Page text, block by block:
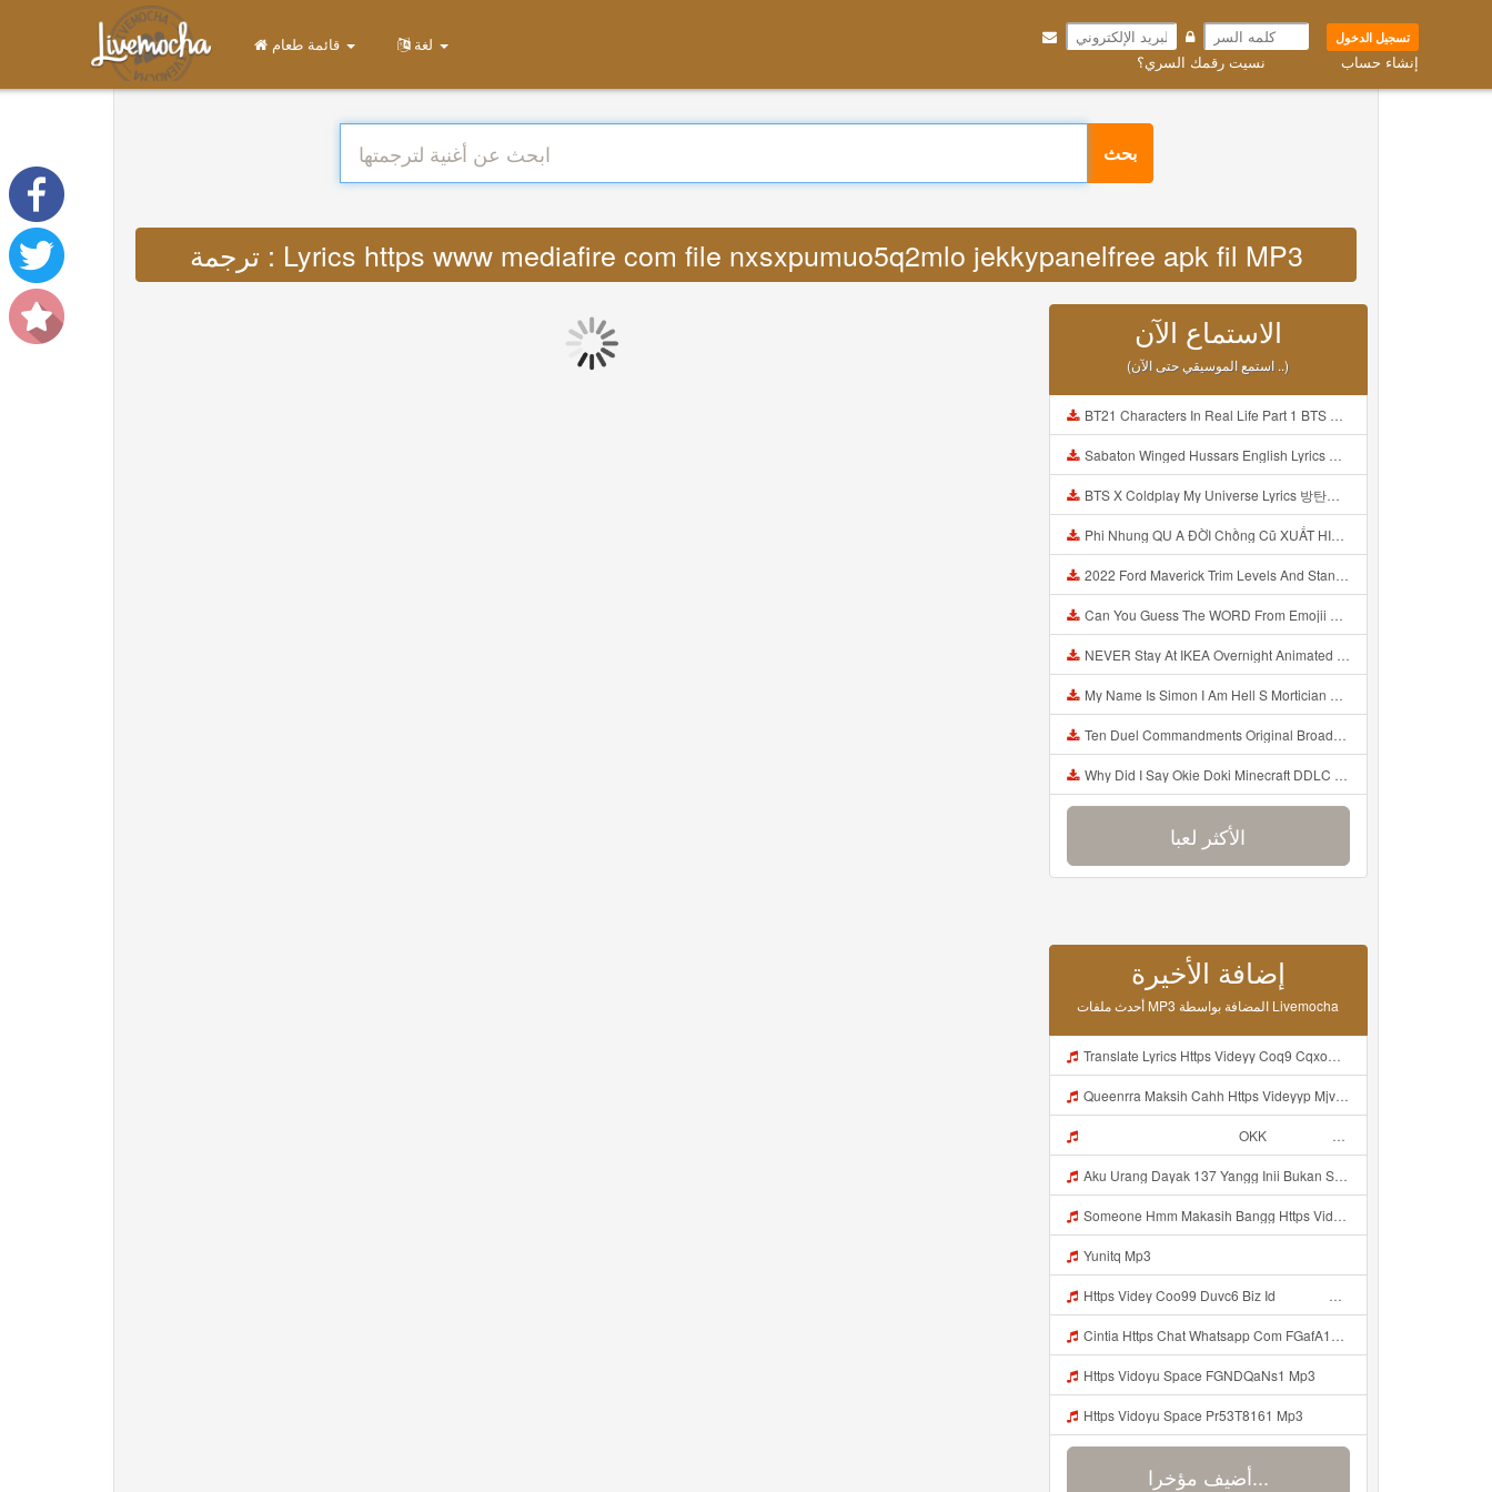
تسجيل الدخول
إنشاء حساب نسيت رقمك السري؟
بحث
ترجمة : Lyrics https www mediafire com file nxsxpumuo5q2mlo jekkypanelfree apk fil MP3
الاستماع الآن
(استمع الموسيقي حتى الآن ..)
BT21 Characters In Real Life Part 1 BTS AND BT21 방탄소년단 BT21 BT21아가들은 아빠조아 따라쟁이들 BTS Vs BT21 Mp3
Sabaton Winged Hussars English Lyrics Mp3
BTS X Coldplay My Universe Lyrics 방탄소년단 콜드플레이 My Universe 가사 Color Coded Lyrics Han Rom Eng Mp3
Phi Nhung QU A ĐỜI Chồng Cũ XUẤT HIỆN Khóc Hối Hận Vì Làm Điều KHỦNG KHIẾP Với Cô Mp3
2022 Ford Maverick Trim Levels And Standard Features Explained Mp3
Can You Guess The WORD From Emojii COMPOUND WORD EMOJII CHALLENGE 90 PEOPLE FAIL Guess Mp3
NEVER Stay At IKEA Overnight Animated SCP 3008 Horror Story Mp3
My Name Is Simon I Am Hell S Mortician And I Am Going To Kill God Creepypasta Mp3
Ten Duel Commandments Original Broadway Cast Of Hamilton Lyrics Mp3
Why Did I Say Okie Doki Minecraft DDLC Animated Music Video Song By The Stupendium Mp3
الأكثر لعبا
إضافة الأخيرة
أحدث ملفات MP3 المضافة بواسطة Livemocha
Translate Lyrics Https Videyy Coq9 Cqxow4 Biz Link Uc Share Untuk Yank Wes Yank Yang Viral Di Tiktok Adalah Https Uc Share Com S 3fd51c74233f4 La I MP3 Mp3
Queenrra Maksih Cahh Https Videyyp Mjvry Web Id ᅠ ᅠ ᅠ ᅠ ᅠ ᅠ ᅠ ᅠ ᅠ ᅠ ᅠ ᅠ ᅠ ᅠ ᅠ ᅠ ᅠ ᅠ ᅠ ᅠ Ok ᅠ ᅠ ᅠ ᅠ ᅠ ᅠ ᅠ ᅠ ᅠ ᅠ ᅠ ᅠ ᅠ ᅠ ᅠ ᅠ ᅠ ᅠ ᅠ ᅠ ᅠ ᅠ ᅠ ᅠ ᅠ ᅠ ᅠ ᅠ ᅠ ᅠ ᅠ ᅠ ᅠ ᅠ ᅠ ᅠ ᅠ ᅠ ᅠ ᅠ V Mp3
ᅠ ᅠ ᅠ ᅠ ᅠ ᅠ ᅠ ᅠ ᅠ ᅠ OKK ᅠ ᅠ ᅠ ᅠ ᅠ ᅠ ᅠ ᅠ ᅠ ᅠ ᅠ ᅠ ᅠ ᅠ ᅠ ᅠ ᅠ ᅠ ᅠ ᅠ ᅠ ᅠ ᅠ ᅠ ᅠ ᅠ ᅠ ᅠ ᅠ ᅠ ᅠ ᅠ ᅠ ᅠ ᅠ ᅠ ᅠ ᅠ ᅠ ᅠ Mp3
Aku Urang Dayak 137 Yangg Inii Bukan Si Https Videyz Lvonya Web Id ᅠ ᅠ ᅠ ᅠ ᅠ ᅠ ᅠ ᅠ ᅠ ᅠ ᅠ ᅠ ᅠ ᅠ ᅠ ᅠ ᅠ ᅠ ᅠ ᅠ OKK ᅠ ᅠ ᅠ ᅠ ᅠ ᅠ ᅠ ᅠ ᅠ ᅠ ᅠ ᅠ ᅠ ᅠ ᅠ ᅠ ᅠ ᅠ ᅠ ᅠ ᅠ ᅠ ᅠ ᅠ ᅠ ᅠ ᅠ ᅠ ᅠ ᅠ ᅠ ᅠ ᅠ ᅠ ᅠ ᅠ ᅠ ᅠ Mp3
Someone Hmm Makasih Bangg Https Videey Dpoyn Cfd ᅠ ᅠ ᅠ ᅠ ᅠ ᅠ ᅠ ᅠ ᅠ ᅠ ᅠ ᅠ ᅠ ᅠ ᅠ ᅠ ᅠ ᅠ ᅠ ᅠ ᅠ ᅠ ᅠ ᅠ ᅠ ᅠ ᅠ ᅠ ᅠ ᅠ ᅠ ᅠ ᅠ ᅠ ᅠ ᅠ ᅠ ᅠ ᅠ ᅠ ᅠ ᅠ ᅠ ᅠ ᅠ ᅠ ᅠ ᅠ ᅠ ᅠ ᅠ ᅠ ᅠ ᅠ ᅠ Mp3
Yunitq Mp3
Https Videy Coo99 Duvc6 Biz Id ᅟᅟᅟᅟᅟᅟᅟᅟᅟᅟᅟᅟᅟᅟᅟᅟᅟᅟᅟᅟᅟᅟᅟᅟᅟᅟᅟᅟᅟᅟᅟᅟ ᅠ ᅠ ᅠ ᅠ ᅠ ᅠ ᅠ ᅠ ᅠ ᅠ ᅠ ᅠ ᅠ ᅠ ᅠ ᅠ ᅠ ᅠ ᅠ ᅠ ᅠ ᅠ ᅠ ᅠ ᅠ ᅠ ᅠ ᅠ ᅠ ᅠ ᅠ ᅠ Mp3
Cintia Https Chat Whatsapp Com FGafA1y1nBf199yndU7A6B S Cl P A Ilr 0 Mp3
Https Vidoyu Space FGNDQaNs1 Mp3
Https Vidoyu Space Pr53T8161 Mp3
أضيف مؤخرا...